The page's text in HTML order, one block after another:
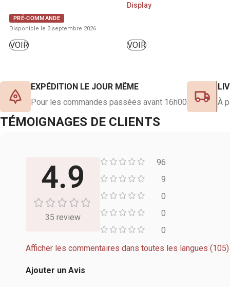
au
et La Gloire
PRÉ-COMMANDE
Disponible le 3 septembre 2026
VOIR
Display
VOIR
EXPÉDITION LE JOUR MÊME
Pour les commandes passées avant 16h00
À
TÉMOIGNAGES DE CLIENTS
4.9
35 review
96
9
0
0
0
Afficher les commentaires dans toutes les langues (105)
Ajouter un Avis